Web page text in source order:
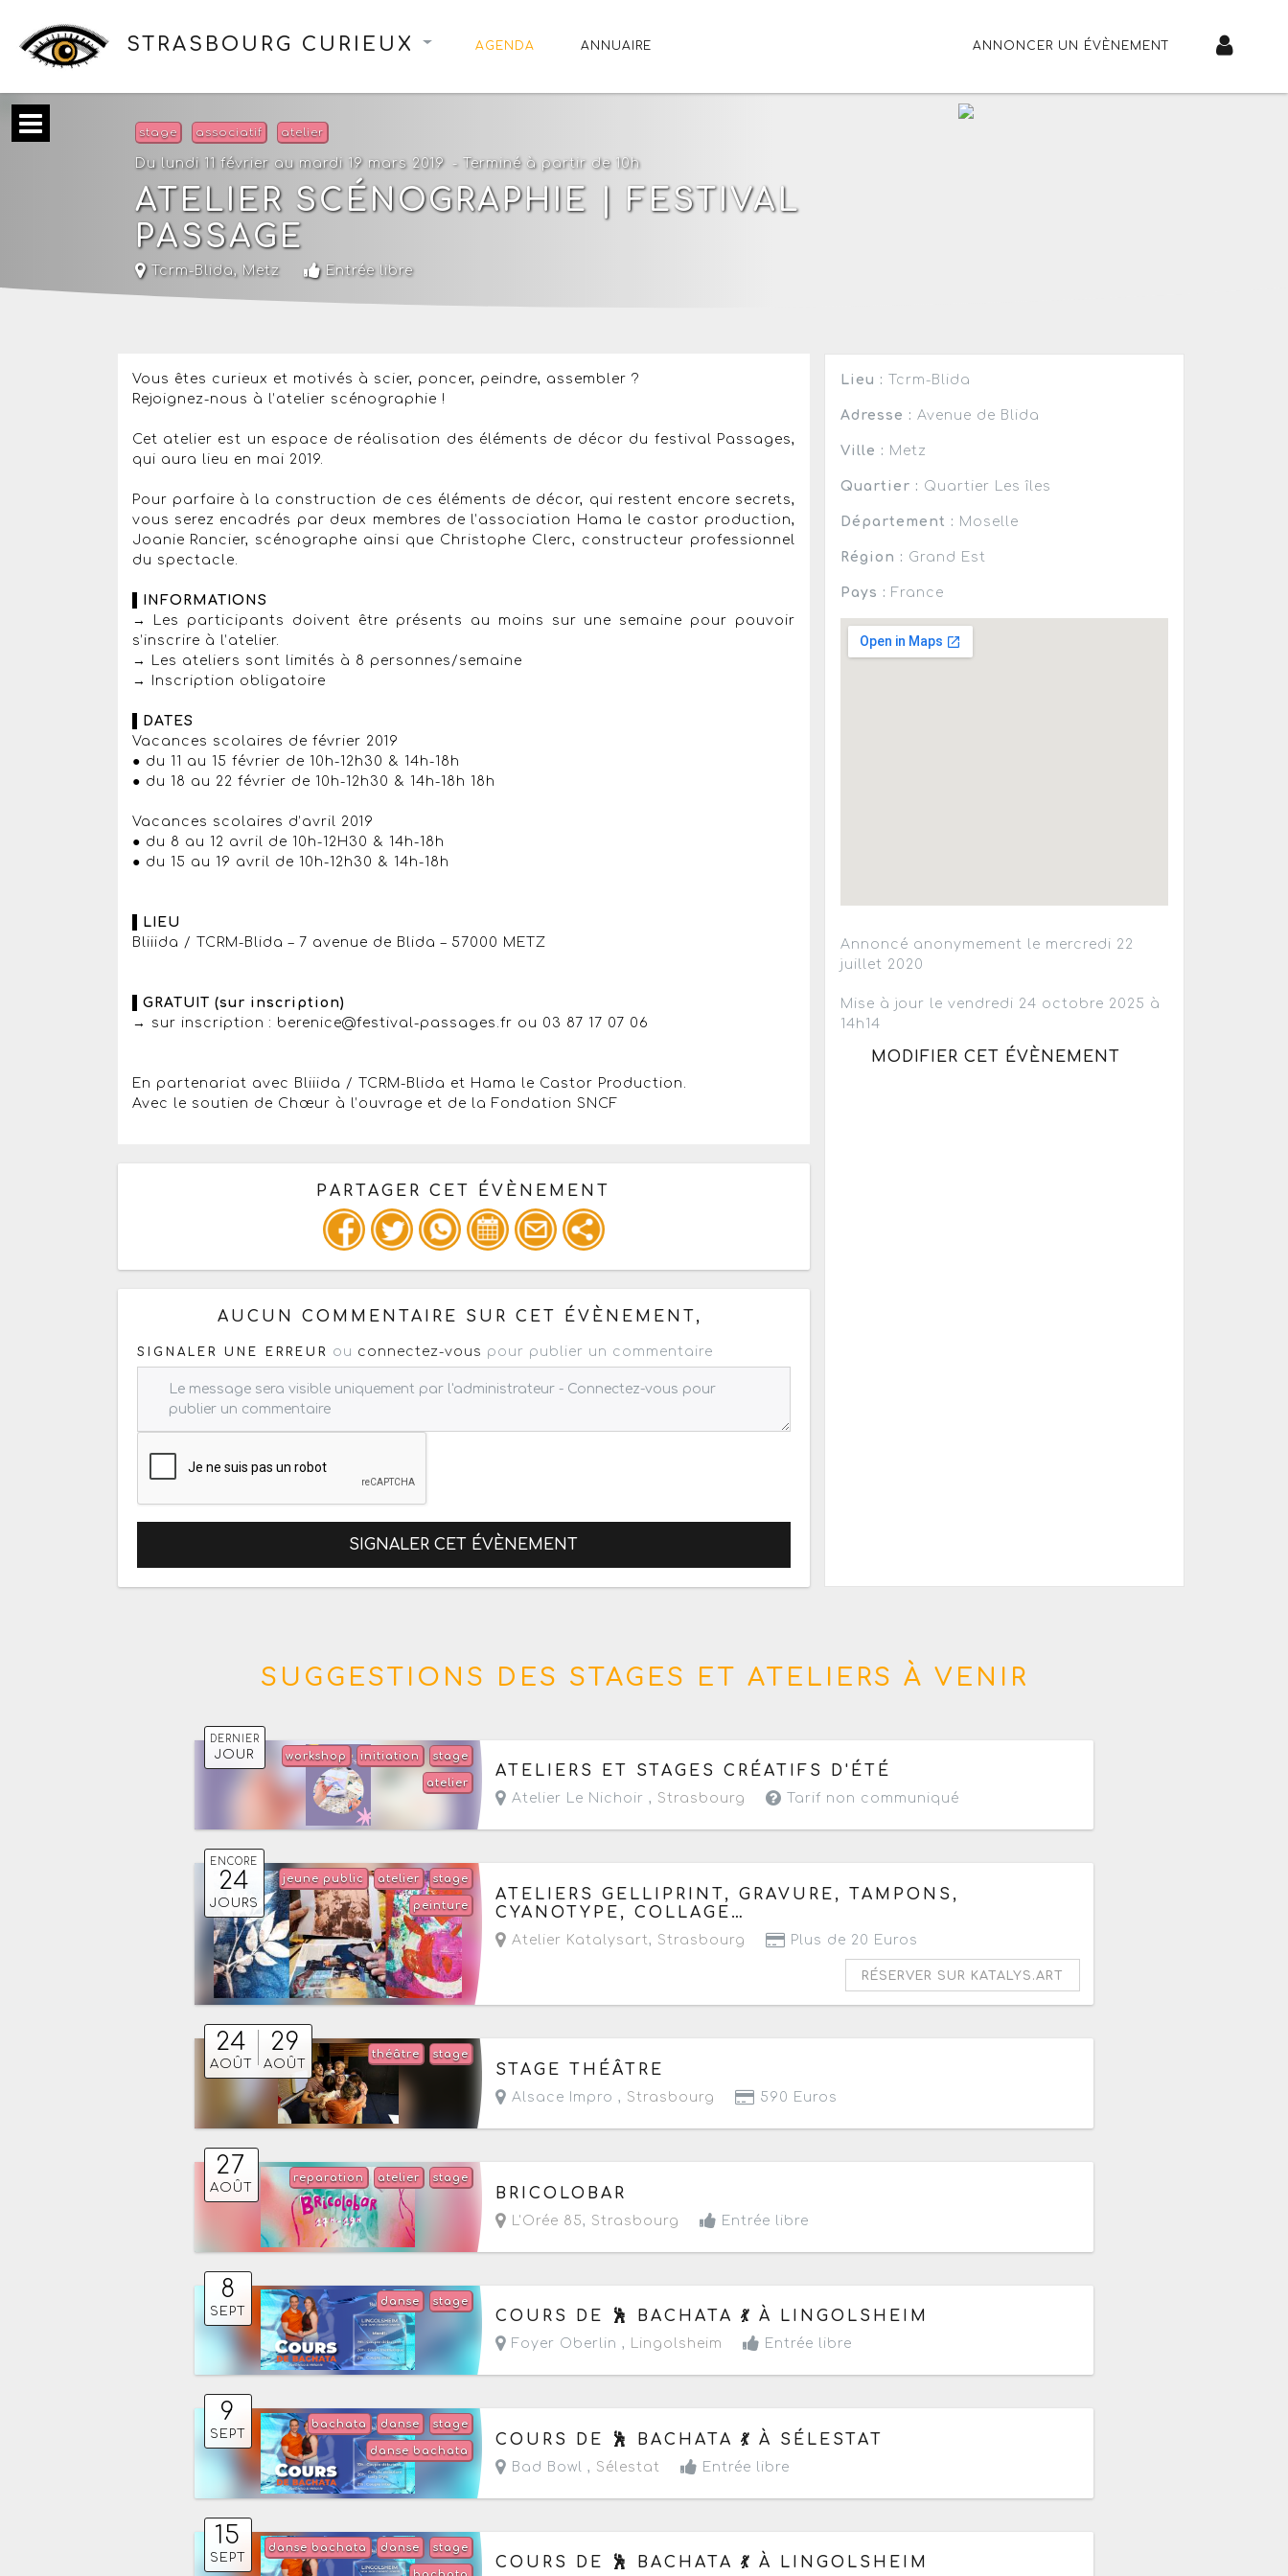
STRASBOURG CURIEUX AGENDA ANNUAIRE ANNONCER UN ÉVÈNEMENT
stage associatif atelier
Du lundi 11 février au mardi 19 mars 2019 - Terminé à partir de 10h
ATELIER SCÉNOGRAPHIE | FESTIVAL
PASSAGE
Tcrm-Blida, Metz Entrée libre
Vous êtes curieux et motivés à scier, poncer, peindre, assembler ?
Rejoignez-nous à l’atelier scénographie !
Cet atelier est un espace de réalisation des éléments de décor du festival Passages,
qui aura lieu en mai 2019.
Pour parfaire à la construction de ces éléments de décor, qui restent encore secrets,
vous serez encadrés par deux membres de l’association Hama le castor production,
Joanie Rancier, scénographe ainsi que Christophe Clerc, constructeur professionnel
du spectacle.
▌INFORMATIONS
→ Les participants doivent être présents au moins sur une semaine pour pouvoir
s’inscrire à l’atelier.
→ Les ateliers sont limités à 8 personnes/semaine
→ Inscription obligatoire
▌DATES
Vacances scolaires de février 2019
● du 11 au 15 février de 10h-12h30 & 14h-18h
● du 18 au 22 février de 10h-12h30 & 14h-18h 18h
Vacances scolaires d’avril 2019
● du 8 au 12 avril de 10h-12H30 & 14h-18h
● du 15 au 19 avril de 10h-12h30 & 14h-18h
▌LIEU
Bliiida / TCRM-Blida – 7 avenue de Blida – 57000 METZ
▌GRATUIT (sur inscription)
→ sur inscription : berenice@festival-passages.fr ou 03 87 17 07 06
En partenariat avec Bliiida / TCRM-Blida et Hama le Castor Production.
Avec le soutien de Chœur à l’ouvrage et de la Fondation SNCF
PARTAGER CET ÉVÈNEMENT
Copiez les infos ci-dessous pour un : mail / forum / réseau social
AUCUN COMMENTAIRE SUR CET ÉVÈNEMENT,
SIGNALER UNE ERREUR ou connectez-vous pour publier un commentaire
SIGNALER CET ÉVÈNEMENT
Lieu : Tcrm-Blida
Adresse : Avenue de Blida
Ville : Metz
Quartier : Quartier Les îles
Département : Moselle
Région : Grand Est
Pays : France
Annoncé anonymement le mercredi 22
juillet 2020
Mise à jour le vendredi 24 octobre 2025 à
14h14
MODIFIER CET ÉVÈNEMENT
SUGGESTIONS DES STAGES ET ATELIERS À VENIR
DERNIER
JOUR stage
initiation
workshop
atelier
Du jeudi 11 juin au vendredi 7 août 2026 - Termine aujourd'hui
ATELIERS ET STAGES CRÉATIFS D'ÉTÉ
Atelier Le Nichoir , Strasbourg Tarif non communiqué
ENCORE
24
JOURS
stage
atelier
jeune public
peinture
Du jeudi 9 juillet au lundi 31 août 2026
de 10h à 20h
- Prochaine date le vendredi 7 août 2026
ATELIERS GELLIPRINT, GRAVURE, TAMPONS,
CYANOTYPE, COLLAGE…
Atelier Katalysart, Strasbourg Plus de 20 Euros
RÉSERVER SUR KATALYS.ART
24
AOÛT
29
AOÛT
stage
théâtre
Du lundi 24 au samedi 29 août 2026
STAGE THÉÂTRE
Alsace Impro , Strasbourg 590 Euros
27
AOÛT
stage
atelier
reparation
Le jeudi 27 août 2026
BRICOLOBAR
L'Orée 85, Strasbourg Entrée libre
8
SEPT
stage
danse
Le mardi 8 septembre 2026 de 18h30 à 22h
COURS DE 🕺 BACHATA 💃 À LINGOLSHEIM
Foyer Oberlin , Lingolsheim Entrée libre
9
SEPT
stage
danse
bachata
danse bachata
Le mercredi 9 septembre 2026 de 18h30 à 22h
COURS DE 🕺 BACHATA 💃 À SÉLESTAT
Bad Bowl , Sélestat Entrée libre
15
SEPT
stage
danse
danse bachata
Le mardi 15 septembre 2026 de 18h30 à 22h
COURS DE 🕺 BACHATA 💃 À LINGOLSHEIM